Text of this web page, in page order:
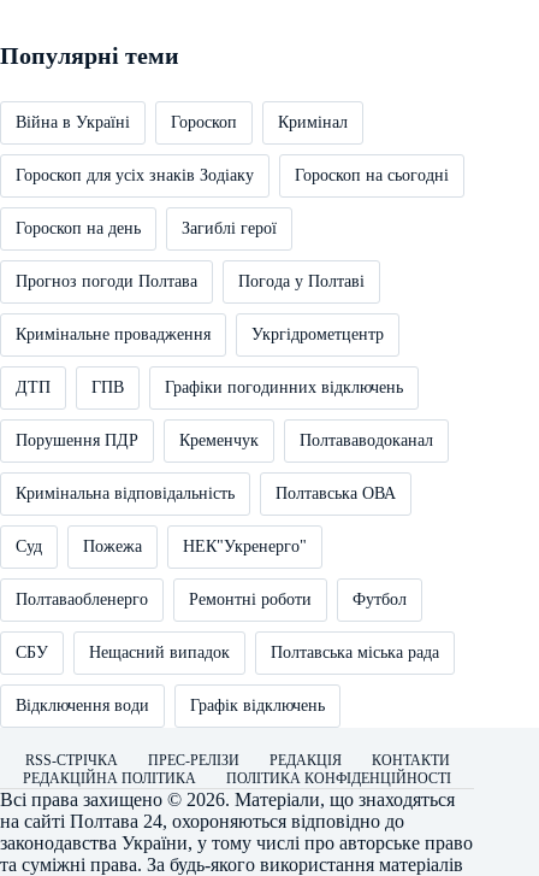
Популярні теми
Війна в Україні Гороскоп Кримінал
Гороскоп для усіх знаків Зодіаку Гороскоп на сьогодні
Гороскоп на день Загиблі герої
Прогноз погоди Полтава Погода у Полтаві
Кримінальне провадження Укргідрометцентр
ДТП ГПВ Графіки погодинних відключень
Порушення ПДР Кременчук Полтававодоканал
Кримінальна відповідальність Полтавська ОВА
Суд Пожежа НЕК"Укренерго"
Полтаваобленерго Ремонтні роботи Футбол
СБУ Нещасний випадок Полтавська міська рада
Відключення води Графік відключень
RSS-СТРІЧКА ПРЕС-РЕЛІЗИ РЕДАКЦІЯ
КОНТАКТИ
РЕДАКЦІЙНА ПОЛІТИКА
ПОЛІТИКА КОНФІДЕНЦІЙНОСТІ
Всі права захищено © 2026. Матеріали, що знаходяться
на сайті Полтава 24, охороняються відповідно до
законодавства України, у тому числі про авторське право
та суміжні права. За будь-якого використання матеріалів